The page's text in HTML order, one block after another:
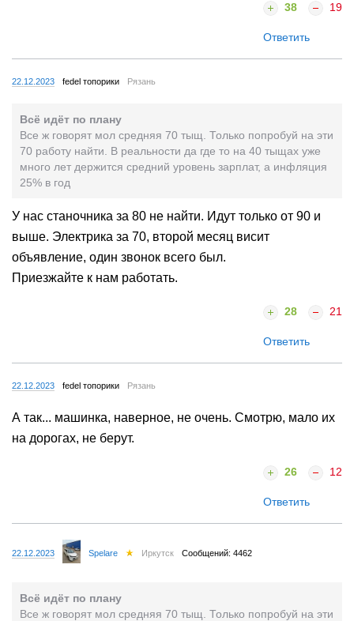
38 19
Ответить
22.12.2023 fedel топорики Рязань
Всё идёт по плану
Все ж говорят мол средняя 70 тыщ. Только попробуй на эти
70 работу найти. В реальности да где то на 40 тыщах уже
много лет держится средний уровень зарплат, а инфляция
25% в год
У нас станочника за 80 не найти. Идут только от 90 и
выше. Электрика за 70, второй месяц висит
объявление, один звонок всего был.
Приезжайте к нам работать.
28 21
Ответить
22.12.2023 fedel топорики Рязань
А так... машинка, наверное, не очень. Смотрю, мало их
на дорогах, не берут.
26 12
Ответить
22.12.2023 Spelare Иркутск Сообщений: 4462
Всё идёт по плану
Все ж говорят мол средняя 70 тыщ. Только попробуй на эти